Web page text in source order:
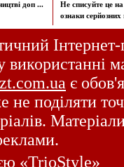
доп ...
Не списуйте це
ознаки
є
не поділяти
«TrioStyle»